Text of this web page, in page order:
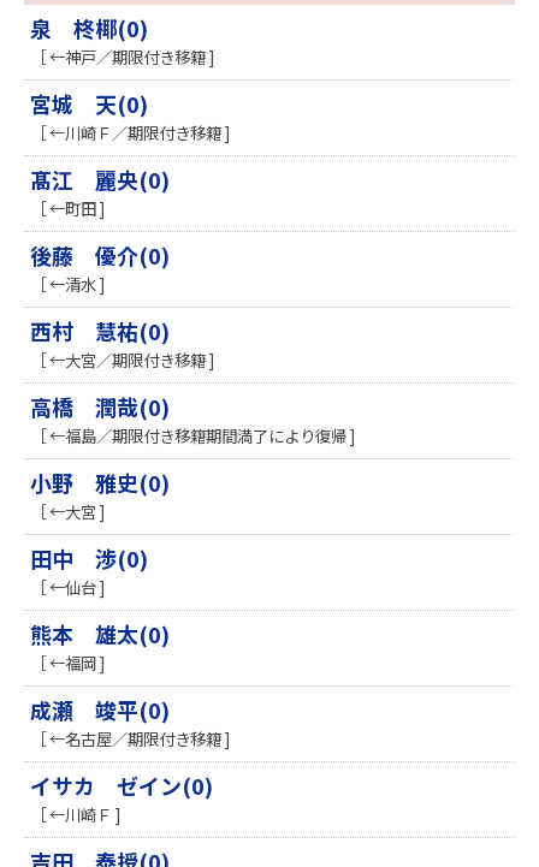
泉 柊椰(0)
［ ←神戸／期限付き移籍 ]
宮城 天(0)
［ ←川崎Ｆ／期限付き移籍 ]
髙江 麗央(0)
［ ←町田 ]
後藤 優介(0)
［ ←清水 ]
西村 慧祐(0)
［ ←大宮／期限付き移籍 ]
高橋 潤哉(0)
［ ←福島／期限付き移籍期間満了により復帰 ]
小野 雅史(0)
［ ←大宮 ]
田中 渉(0)
［ ←仙台 ]
熊本 雄太(0)
［ ←福岡 ]
成瀬 竣平(0)
［ ←名古屋／期限付き移籍 ]
イサカ ゼイン(0)
［ ←川崎Ｆ ]